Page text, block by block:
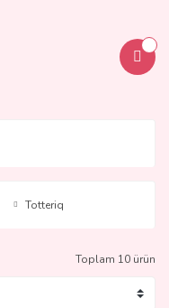
Totteriq
Toplam 10 ürün